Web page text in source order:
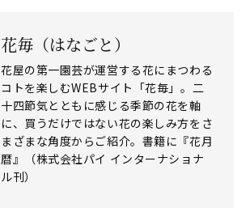
花毎（はなごと）
花屋の第一園芸が運営する花にまつわる
コトを楽しむWEBサイト「花毎」。二
十四節気とともに感じる季節の花を軸
に、買うだけではない花の楽しみ方をさ
まざまな角度からご紹介。書籍に『花月
暦』（株式会社パイ インターナショナ
ル刊）